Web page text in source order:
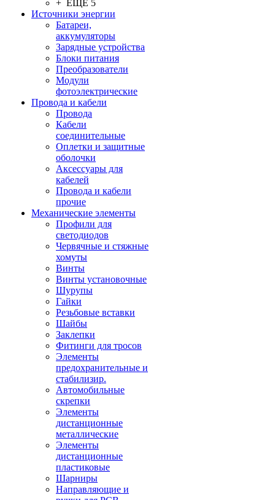
+ ЕЩЕ 5
Источники энергии
Батареи,
аккумуляторы
Зарядные устройства
Блоки питания
Преобразователи
Модули
фотоэлектрические
Провода и кабели
Провода
Кабели
соединительные
Оплетки и защитные
оболочки
Аксессуары для
кабелей
Провода и кабели
прочие
Механические элементы
Профили для
светодиодов
Червячные и стяжные
хомуты
Винты
Винты установочные
Шурупы
Гайки
Резьбовые вставки
Шайбы
Заклепки
Фитинги для тросов
Элементы
предохранительные и
стабилизир.
Автомобильные
скрепки
Элементы
дистанционные
металлические
Элементы
дистанционные
пластиковые
Шарниры
Направляющие и